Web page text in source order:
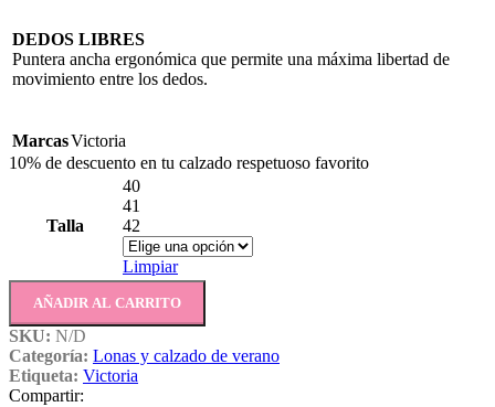
DEDOS LIBRES
Puntera ancha ergonómica que permite una máxima libertad de
movimiento entre los dedos.
MarcasVictoria
10% de descuento en tu calzado respetuoso favorito
Talla
40
41
42
Limpiar
AÑADIR AL CARRITO
SKU: N/D
Categoría: Lonas y calzado de verano
Etiqueta: Victoria
Compartir: